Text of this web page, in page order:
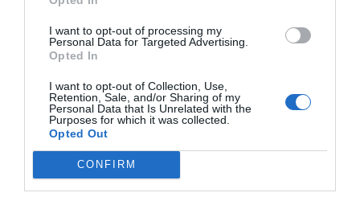
I want to opt-out of processing my
Personal Data for Targeted Advertising.
Opted In
I want to opt-out of Collection, Use,
Retention, Sale, and/or Sharing of my
Personal Data that Is Unrelated with the
Purposes for which it was collected.
Opted Out
CONFIRM